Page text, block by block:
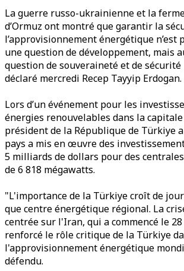
La guerre russo-ukrainienne et la
d’Ormuz ont montré que garantir la
l’approvisionnement énergétique n’est
une question de développement, mais
question de souveraineté et de
déclaré mercredi Recep Tayyip Erdogan.
Lors d’un événement pour les
énergies renouvelables dans la
président de la République de Türkiye
pays a mis en œuvre des
5 milliards de dollars pour des
de 6 818 mégawatts.
"L'importance de la Türkiye croît de
que centre énergétique régional. La
centrée sur l'Iran, qui a commencé le
renforcé le rôle critique de la Türkiye
l'approvisionnement énergétique
défendu.